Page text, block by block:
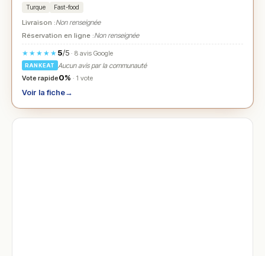
Turque Fast-food
Livraison :Non renseignée
Réservation en ligne :Non renseignée
★★★★★ 5/5· 8 avis Google
RANKEAT
Aucun avis par la communauté
Vote rapide0% · 1 vote
Voir la fiche→